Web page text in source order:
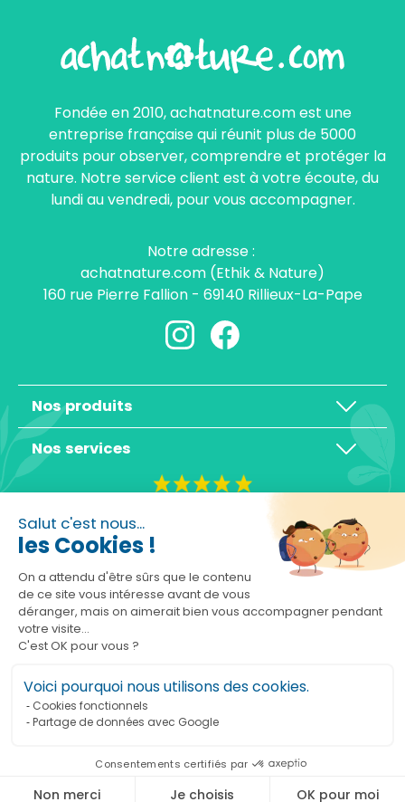
Salut c'est nous...
les Cookies !
On a attendu d'être sûrs que le contenu
de ce site vous intéresse avant de vous
déranger, mais on aimerait bien vous accompagner pendant
votre visite...
C'est OK pour vous ?
Voici pourquoi nous utilisons des cookies.
Cookies fonctionnels
Partage de données avec Google
Consentements certifiés par
Non merci Je choisis OK pour moi
Ajouter au panier
Fondée en 2010, achatnature.com est une
entreprise française qui réunit plus de 5000
produits pour observer, comprendre et protéger la
nature. Notre service client est à votre écoute, du
lundi au vendredi, pour vous accompagner.
Notre adresse :
achatnature.com (Ethik & Nature)
160 rue Pierre Fallion - 69140 Rillieux-La-Pape
Nos produits
Nos services
Marchand approuvé par la Société des Avis Garantis,
cliquez ici pour vérifier